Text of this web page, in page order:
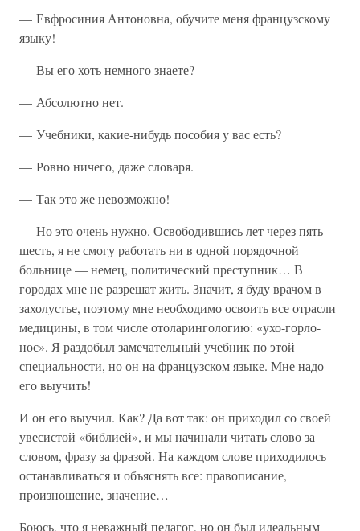
— Евфросиния Антоновна, обучите меня французскому
языку!
— Вы его хоть немного знаете?
— Абсолютно нет.
— Учебники, какие-нибудь пособия у вас есть?
— Ровно ничего, даже словаря.
— Так это же невозможно!
— Но это очень нужно. Освободившись лет через пять-
шесть, я не смогу работать ни в одной порядочной
больнице — немец, политический преступник… В
городах мне не разрешат жить. Значит, я буду врачом в
захолустье, поэтому мне необходимо освоить все отрасли
медицины, в том числе отоларингологию: «ухо-горло-
нос». Я раздобыл замечательный учебник по этой
специальности, но он на французском языке. Мне надо
его выучить!
И он его выучил. Как? Да вот так: он приходил со своей
увесистой «библией», и мы начинали читать слово за
словом, фразу за фразой. На каждом слове приходилось
останавливаться и объяснять все: правописание,
произношение, значение…
Боюсь, что я неважный педагог, но он был идеальным